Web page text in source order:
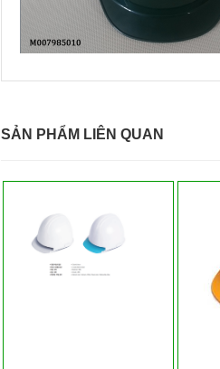
SẢN PHẨM LIÊN QUAN